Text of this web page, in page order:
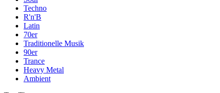
Techno
R'n'B
Latin
70er
Traditionelle Musik
90er
Trance
Heavy Metal
Ambient